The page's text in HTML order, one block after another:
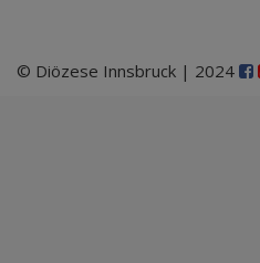
© Diözese Innsbruck | 2024